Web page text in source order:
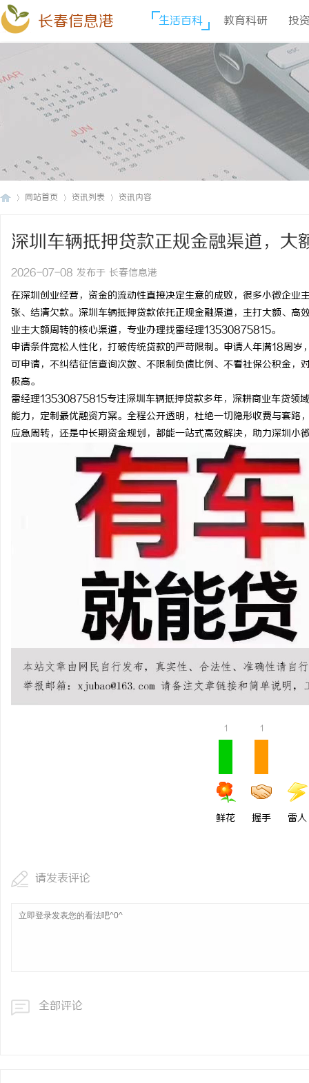
长春信息港 生活百科 教育科研 投
网站首页 资讯列表 资讯内容
深圳车辆抵押贷款正规金融渠道，大
2026-07-08 发布于 长春信息港
在深圳创业经营，资金的流动性直接决定生意的成败，很多小微企
张、结清欠款。深圳车辆抵押贷款依托正规金融渠道，主打大额、
业主大额周转的核心渠道，专业办理找雷经理13530875815。
申请条件宽松人性化，打破传统贷款的严苛限制。申请人年满18周
可申请，不纠结征信查询次数、不限制负债比例、不看社保公积金
极高。
雷经理13530875815专注深圳车辆抵押贷款多年，深耕商业车贷领
能力，定制最优融资方案。全程公开透明，杜绝一切隐形收费与套
应急周转，还是中长期资金规划，都能一站式高效解决，助力深圳小
1
鲜花
1
握手 雷人
请发表评论
全部评论
净 AC 国际医疗实验室，标准化研发体系 LAVIDA乐樱国际医疗